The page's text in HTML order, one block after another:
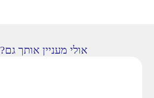
אולי מעניין אותך גם?